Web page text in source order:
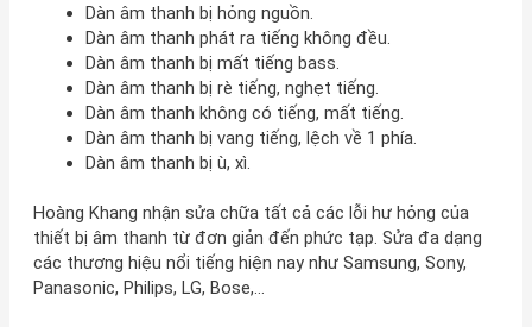
Dàn âm thanh bị hỏng nguồn.
Dàn âm thanh phát ra tiếng không đều.
Dàn âm thanh bị mất tiếng bass.
Dàn âm thanh bị rè tiếng, nghẹt tiếng.
Dàn âm thanh không có tiếng, mất tiếng.
Dàn âm thanh bị vang tiếng, lệch về 1 phía.
Dàn âm thanh bị ù, xì.
Hoàng Khang nhận sửa chữa tất cả các lỗi hư hỏng của
thiết bị âm thanh từ đơn giản đến phức tạp. Sửa đa dạng
các thương hiệu nổi tiếng hiện nay như Samsung, Sony,
Panasonic, Philips, LG, Bose,…